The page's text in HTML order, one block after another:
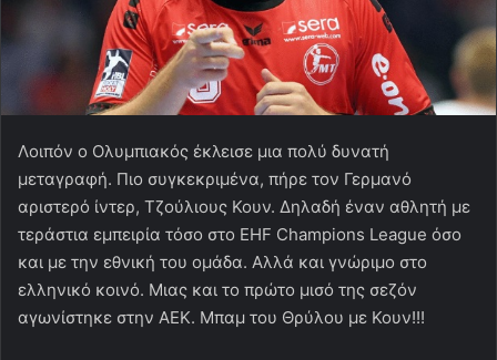
Λοιπόν ο Ολυμπιακός έκλεισε μια πολύ δυνατή
μεταγραφή. Πιο συγκεκριμένα, πήρε τον Γερμανό
αριστερό ίντερ, Τζούλιους Κουν. Δηλαδή έναν αθλητή με
τεράστια εμπειρία τόσο στο EHF Champions League όσο
και με την εθνική του ομάδα. Αλλά και γνώριμο στο
ελληνικό κοινό. Μιας και το πρώτο μισό της σεζόν
αγωνίστηκε στην ΑΕΚ. Μπαμ του Θρύλου με Κουν!!!